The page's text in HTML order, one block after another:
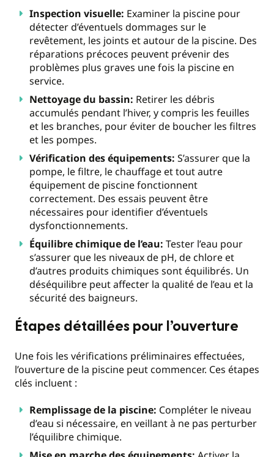
Inspection visuelle: Examiner la piscine pour
détecter d’éventuels dommages sur le
revêtement, les joints et autour de la piscine. Des
réparations précoces peuvent prévenir des
problèmes plus graves une fois la piscine en
service.
Nettoyage du bassin: Retirer les débris
accumulés pendant l’hiver, y compris les feuilles
et les branches, pour éviter de boucher les filtres
et les pompes.
Vérification des équipements: S’assurer que la
pompe, le filtre, le chauffage et tout autre
équipement de piscine fonctionnent
correctement. Des essais peuvent être
nécessaires pour identifier d’éventuels
dysfonctionnements.
Équilibre chimique de l’eau: Tester l’eau pour
s’assurer que les niveaux de pH, de chlore et
d’autres produits chimiques sont équilibrés. Un
déséquilibre peut affecter la qualité de l’eau et la
sécurité des baigneurs.
Étapes détaillées pour l’ouverture
Une fois les vérifications préliminaires effectuées,
l’ouverture de la piscine peut commencer. Ces étapes
clés incluent :
Remplissage de la piscine: Compléter le niveau
d’eau si nécessaire, en veillant à ne pas perturber
l’équilibre chimique.